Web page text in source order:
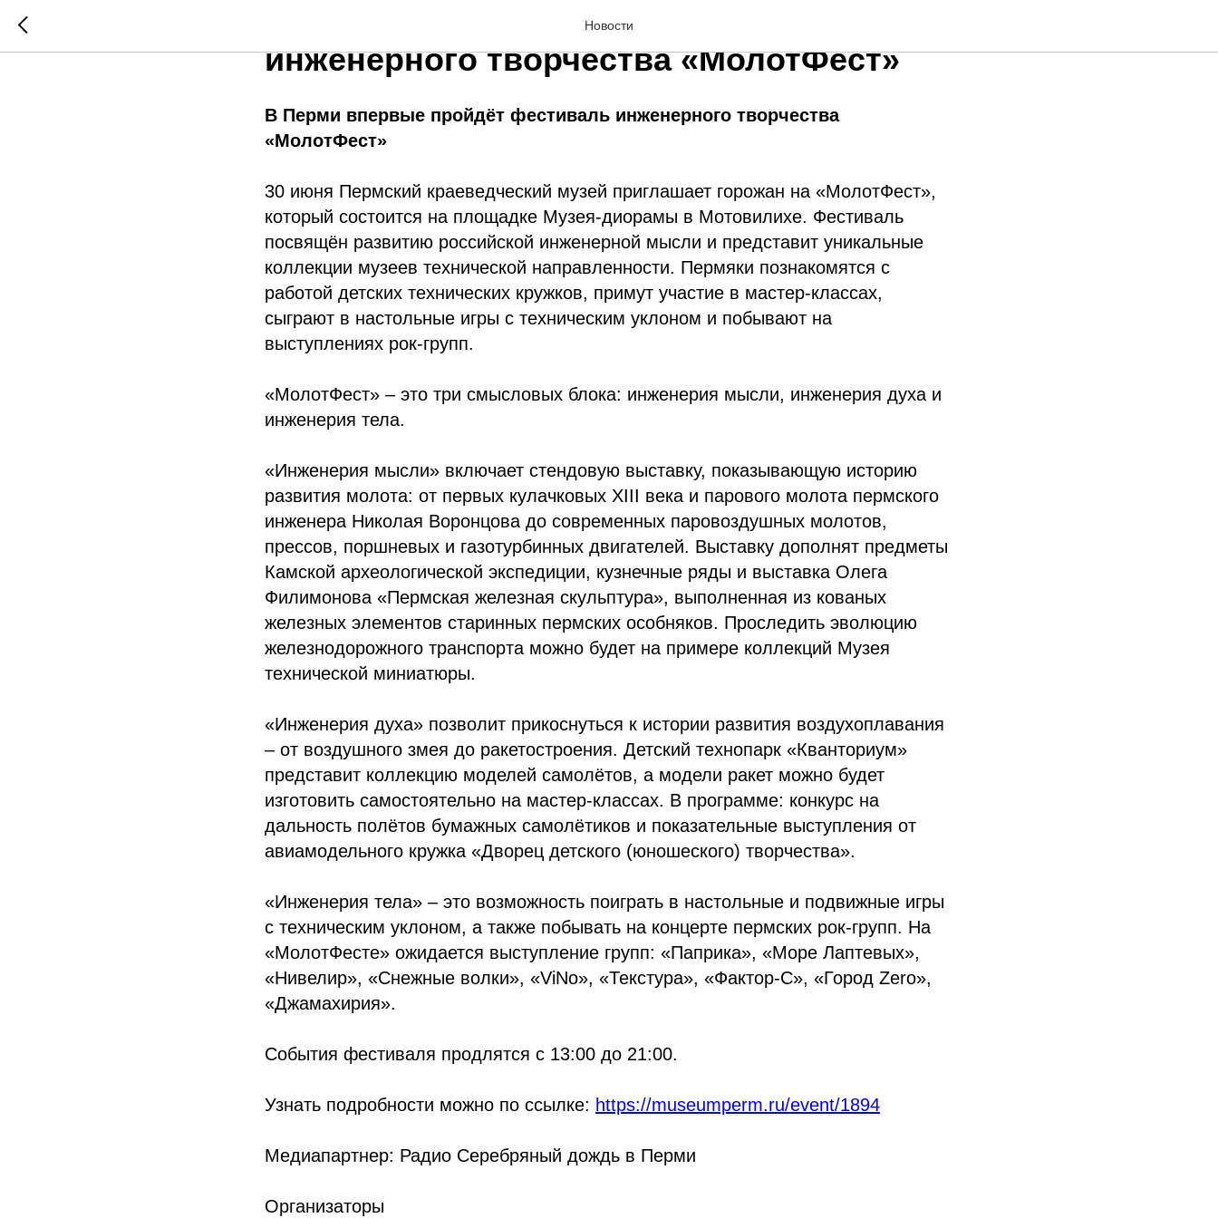
Новости
В Перми впервые пройдёт фестиваль
инженерного творчества «МолотФест»
В Перми впервые пройдёт фестиваль инженерного творчества
«МолотФест»
30 июня Пермский краеведческий музей приглашает горожан на «МолотФест»,
который состоится на площадке Музея-диорамы в Мотовилихе. Фестиваль
посвящён развитию российской инженерной мысли и представит уникальные
коллекции музеев технической направленности. Пермяки познакомятся с
работой детских технических кружков, примут участие в мастер-классах,
сыграют в настольные игры с техническим уклоном и побывают на
выступлениях рок-групп.
«МолотФест» – это три смысловых блока: инженерия мысли, инженерия духа и
инженерия тела.
«Инженерия мысли» включает стендовую выставку, показывающую историю
развития молота: от первых кулачковых XIII века и парового молота пермского
инженера Николая Воронцова до современных паровоздушных молотов,
прессов, поршневых и газотурбинных двигателей. Выставку дополнят предметы
Камской археологической экспедиции, кузнечные ряды и выставка Олега
Филимонова «Пермская железная скульптура», выполненная из кованых
железных элементов старинных пермских особняков. Проследить эволюцию
железнодорожного транспорта можно будет на примере коллекций Музея
технической миниатюры.
«Инженерия духа» позволит прикоснуться к истории развития воздухоплавания
– от воздушного змея до ракетостроения. Детский технопарк «Кванториум»
представит коллекцию моделей самолётов, а модели ракет можно будет
изготовить самостоятельно на мастер-классах. В программе: конкурс на
дальность полётов бумажных самолётиков и показательные выступления от
авиамодельного кружка «Дворец детского (юношеского) творчества».
«Инженерия тела» – это возможность поиграть в настольные и подвижные игры
с техническим уклоном, а также побывать на концерте пермских рок-групп. На
«МолотФесте» ожидается выступление групп: «Паприка», «Море Лаптевых»,
«Нивелир», «Снежные волки», «ViNo», «Текстура», «Фактор-С», «Город Zero»,
«Джамахирия».
События фестиваля продлятся с 13:00 до 21:00.
Узнать подробности можно по ссылке: https://museumperm.ru/event/1894
Медиапартнер: Радио Серебряный дождь в Перми
Организаторы